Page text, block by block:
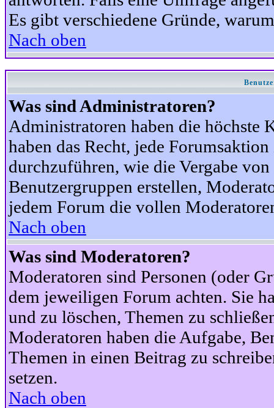
Es gibt verschiedene Gründe,
Nach oben
Was sind Administratoren?
Administratoren haben die höchste
haben das Recht, jede
durchzuführen, wie die Vergabe
Benutzergruppen erstellen,
jedem Forum die vollen
Nach oben
Was sind Moderatoren?
Moderatoren sind Personen (oder
dem jeweiligen Forum achten. Sie
und zu löschen, Themen zu
Moderatoren haben die Aufgabe,
Themen in einen Beitrag zu
setzen.
Nach oben